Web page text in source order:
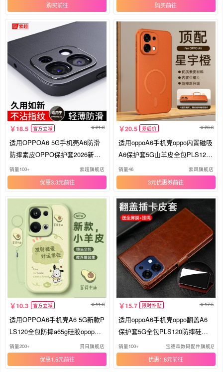
购买 购买
18.5 官方立减 21.8
适用OPPOA6 5G手机壳A6防滑
防摔素皮OPPO保护套2026新款
PLS120防滑防指纹镜头全包A65
G后壳OPA6外壳
销量100+ 索超旗舰店
优惠3.3元
20.5 券后价 26.8
适用oppoA6手机壳oppo内置磁吸
A6保护套5G山羊皮全包PLS120
防摔opa6亲肤感硅胶软65g外opp
opls男女新款高颜值
销量46 索风旗舰店
3元优惠券
10.3 官方立减 11.8
适用OPPOA6手机壳A6 5G新款P
LS120全包防摔a65g硅胶opopA
男款0p0pA6女士oppoaoppoA外
壳pls120专用oppO6a可爱
销量200+ 贯日旗舰店
优惠1.5元
15.7 限时补贴 17.5
适用oppoA6手机壳oppo翻盖A6
保护套5G全包PLS120防摔硅胶
软opa6男女65g老年人oppopls新
款妈妈可放卡真皮高端
销量100+ 宝德森数码配件旗舰店
优惠1.8元